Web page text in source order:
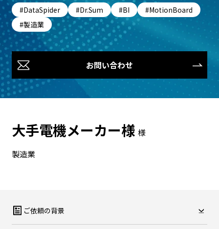
DataSpider Dr.Sum BI
MotionBoard
製造業
お問い合わせ
大手電機メーカー様 様
製造業
ご依頼の背景